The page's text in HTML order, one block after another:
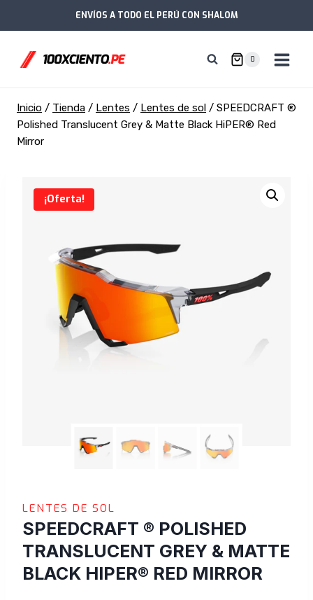
al
ENVÍOS A TODO EL PERÚ CON SHALOM
0
Inicio / Tienda / Lentes / Lentes de sol / SPEEDCRAFT ®
Polished Translucent Grey & Matte Black HiPER® Red
Mirror
¡Oferta!
LENTES DE SOL
SPEEDCRAFT ® POLISHED
TRANSLUCENT GREY & MATTE
BLACK HIPER® RED MIRROR